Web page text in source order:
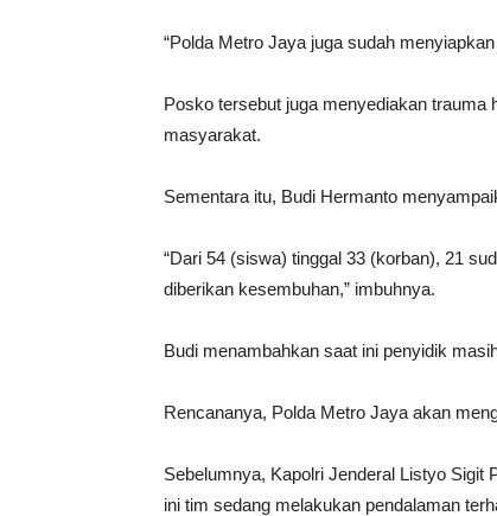
“Polda Metro Jaya juga sudah
Posko tersebut juga menyediakan trauma
masyarakat.
Sementara itu, Budi Hermanto
“Dari 54 (siswa) tinggal 33 (korban), 21
diberikan kesembuhan,” imbuhnya.
Budi menambahkan saat ini penyidik
Rencananya, Polda Metro Jaya akan
Sebelumnya, Kapolri Jenderal Listyo Sigit
ini tim sedang melakukan pendalaman